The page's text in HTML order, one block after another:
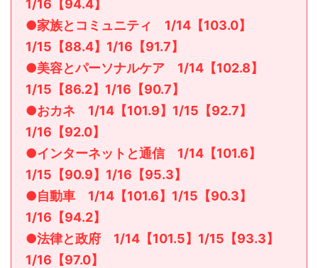
1/16【94.4】
●家族とコミュニティ 1/14【103.0】
1/15【88.4】1/16【91.7】
●美容とパーソナルケア 1/14【102.8】
1/15【86.2】1/16【90.7】
●おカネ 1/14【101.9】1/15【92.7】
1/16【92.0】
●インターネットと通信 1/14【101.6】
1/15【90.9】1/16【95.3】
●自動車 1/14【101.6】1/15【90.3】
1/16【94.2】
●法律と政府 1/14【101.5】1/15【93.3】
1/16【97.0】